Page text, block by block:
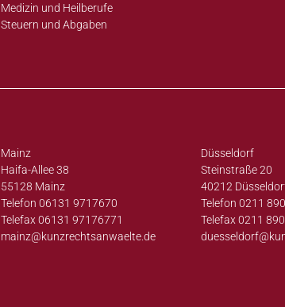
Medizin und Heilberufe
Steuern und Abgaben
Mainz
Haifa-Allee 38
55128 Mainz
Telefon 06131 9717670
Telefax 06131 97176771
mainz@kunzrechtsanwaelte.de
Düsseldorf
Steinstraße 20
40212
Telefon 0211
Telefax 0211
duesseldorf@